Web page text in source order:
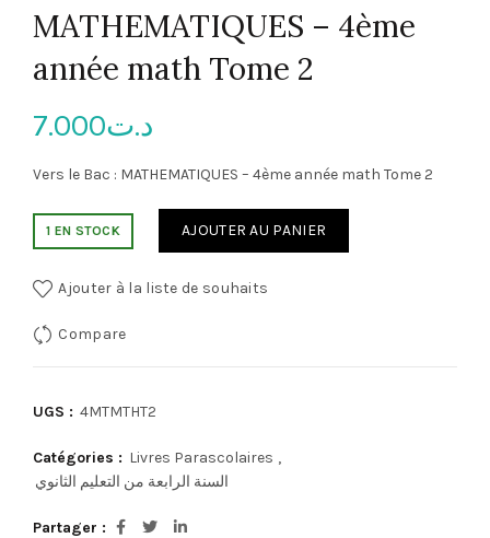
MATHEMATIQUES – 4ème
année math Tome 2
د.ت7.000
Vers le Bac : MATHEMATIQUES – 4ème année math Tome 2
1 EN STOCK AJOUTER AU PANIER
Ajouter à la liste de souhaits
Compare
UGS : 4MTMTHT2
Catégories : Livres Parascolaires ,
السنة الرابعة من التعليم الثانوي
Partager